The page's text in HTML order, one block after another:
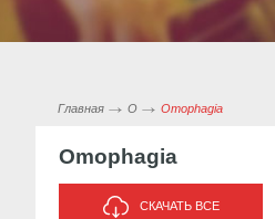
Главная O Omophagia
Omophagia
СКАЧАТЬ ВСЕ